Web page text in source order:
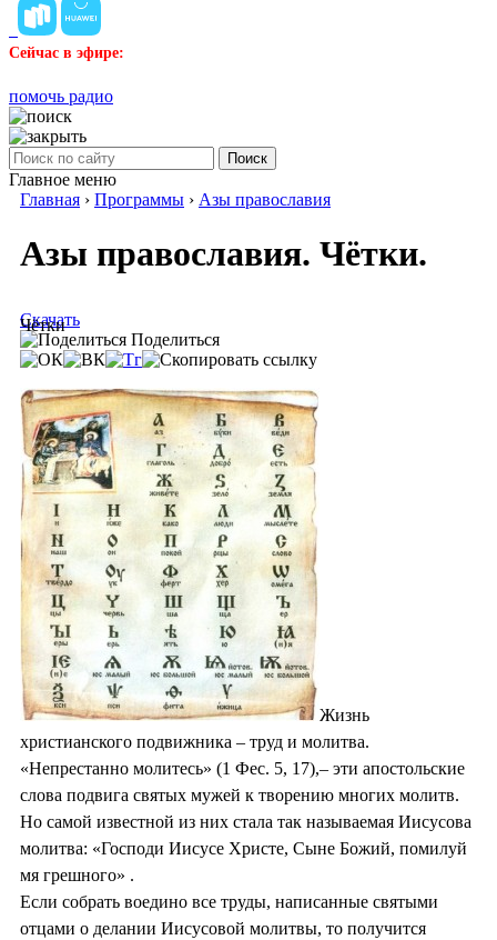
Сейчас в эфире:
помочь радио
Поиск
Главное меню
Главная › Программы › Азы православия
Азы православия. Чётки.
Чётки
Скачать
Поделиться
Жизнь
христианского подвижника – труд и молитва.
«Непрестанно молитесь» (1 Фес. 5, 17),– эти апостольские
слова подвига святых мужей к творению многих молитв.
Но самой известной из них стала так называемая Иисусова
молитва: «Господи Иисусе Христе, Сыне Божий, помилуй
мя грешного» .
Если собрать воедино все труды, написанные святыми
отцами о делании Иисусовой молитвы, то получится